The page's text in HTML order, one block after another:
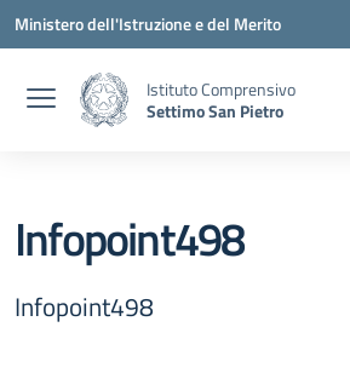
Vai ai contenuti
Vai al menu di navigazione
Vai al footer
Ministero dell'Istruzione e del Merito
Istituto Comprensivo
Settimo San Pietro
Infopoint498
Infopoint498